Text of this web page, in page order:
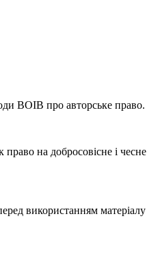
ВОІВ про авторське право.
на добросовісне і чесне
використанням